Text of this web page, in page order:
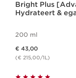
Bright Plus
Hydrateert &
200 ml
€ 43,00
(€ 215,00/1L)